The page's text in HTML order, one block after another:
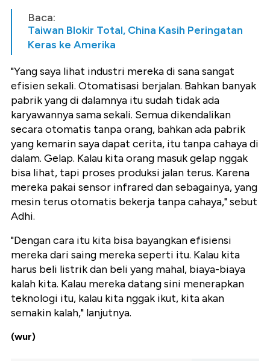
Baca:
Taiwan Blokir Total, China Kasih Peringatan
Keras ke Amerika
"Yang saya lihat industri mereka di sana sangat
efisien sekali. Otomatisasi berjalan. Bahkan banyak
pabrik yang di dalamnya itu sudah tidak ada
karyawannya sama sekali. Semua dikendalikan
secara otomatis tanpa orang, bahkan ada pabrik
yang kemarin saya dapat cerita, itu tanpa cahaya di
dalam. Gelap. Kalau kita orang masuk gelap nggak
bisa lihat, tapi proses produksi jalan terus. Karena
mereka pakai sensor infrared dan sebagainya, yang
mesin terus otomatis bekerja tanpa cahaya," sebut
Adhi.
"Dengan cara itu kita bisa bayangkan efisiensi
mereka dari saing mereka seperti itu. Kalau kita
harus beli listrik dan beli yang mahal, biaya-biaya
kalah kita. Kalau mereka datang sini menerapkan
teknologi itu, kalau kita nggak ikut, kita akan
semakin kalah," lanjutnya.
(wur)